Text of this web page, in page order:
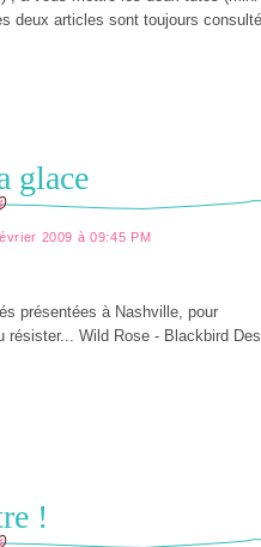
deux articles sont toujours
glace
2009 à 09:45 PM
présentées à Nashville, pour
résister... Wild Rose - Blackbird
!